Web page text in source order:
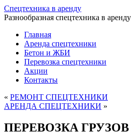
Спецтехника в аренду
Разнообразная спецтехника в
Главная
Аренда спецтехники
Бетон и ЖБИ
Перевозка спецтехники
Акции
Контакты
« РЕМОНТ СПЕЦТЕХНИКИ
АРЕНДА СПЕЦТЕХНИКИ »
ПЕРЕВОЗКА ГРУЗОВ